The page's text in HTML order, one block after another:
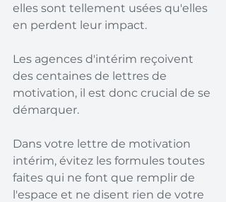
elles sont tellement usées qu'elles
en perdent leur impact.
Les agences d'intérim reçoivent
des centaines de lettres de
motivation, il est donc crucial de se
démarquer.
Dans votre lettre de motivation
intérim, évitez les formules toutes
faites qui ne font que remplir de
l'espace et ne disent rien de votre